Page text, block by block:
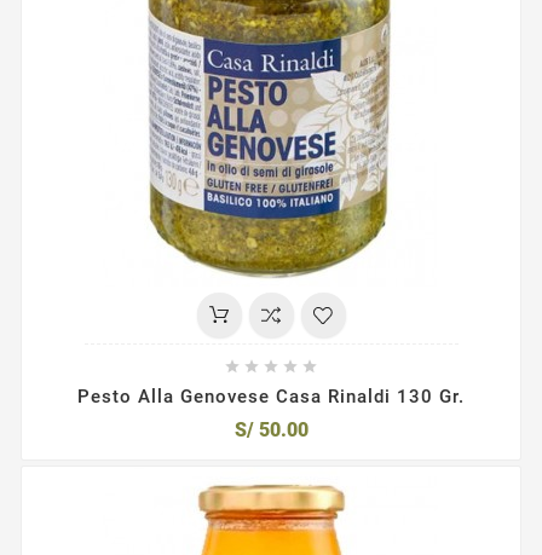
    
Pesto Alla Genovese Casa Rinaldi 130 Gr.
S/ 50.00